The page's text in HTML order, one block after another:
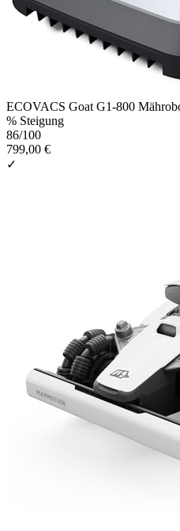
ECOVACS Goat G1-800
% Steigung
86/100
799,00 €
✓